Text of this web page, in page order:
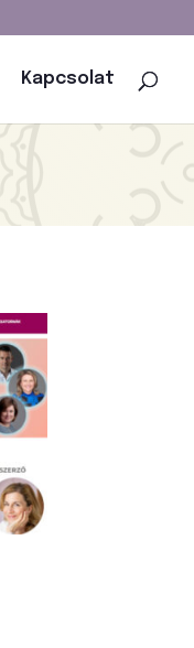
Kapcsolat